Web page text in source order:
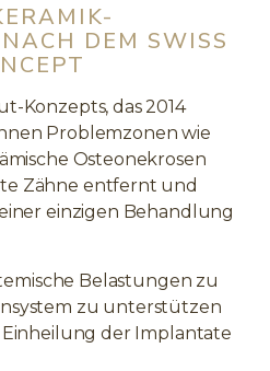
DEM SWISS
Konzepts, das 2014
Problemzonen wie
Osteonekrosen
Zähne entfernt und
einzigen Behandlung
Belastungen zu
zu unterstützen
der Implantate